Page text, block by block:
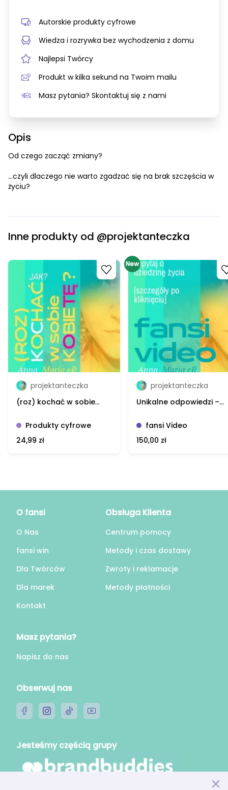
Autorskie produkty cyfrowe
Wiedza i rozrywka bez wychodzenia z domu
Najlepsi Twórcy
Produkt w kilka sekund na Twoim mailu
Masz pytania? Skontaktuj się z nami
Opis
Od czego zacząć zmiany?
...czyli dlaczego nie warto zgadzać się na brak szczęścia w
życiu?
Inne produkty od @projektanteczka
Go to product
projektanteczka
(roz) kochać w sobie
Produkty cyfrowe
24,99 zł
New
Go to product
projektanteczka
Unikalne odpowiedzi –
fansi Video
150,00 zł
O fansi
O Nas
fansi win
Dla Twórców
Dla marek
Kontakt
Obsługa Klienta
Centrum pomocy
Metody i czas dostawy
Zwroty i reklamacje
Metody płatności
Masz pytania?
Napisz do nas
Obserwuj nas
Jesteśmy częścią grupy